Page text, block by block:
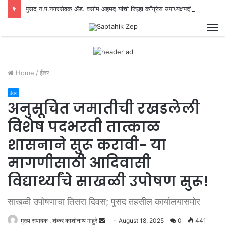
Home / ईतर
ईतर
अनुसूचित जमातीची रखडलेली
विशेष पदभरती तात्काळ
शासनाने सुरू करावी- या
मागणीसाठी आदिवासी
विद्यार्थ्यांचे साखळी उपोषण सुरू!
साखळी उपोषणाचा तिसरा दिवस; पुसद तहसील कार्यालयासमोर
मुख्य संपादक : शंकर काशीनाथ माहुरे August 18, 2025 0 441